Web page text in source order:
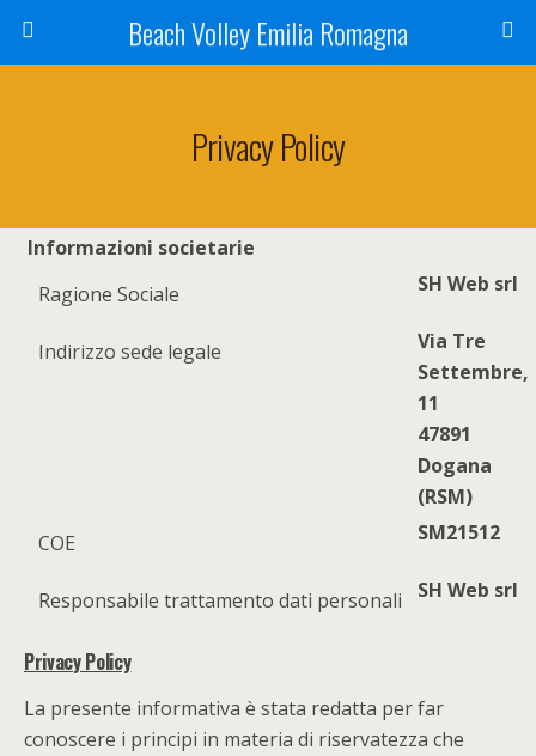
Beach Volley Emilia Romagna
Privacy Policy
Informazioni societarie
Ragione Sociale
SH Web srl
Indirizzo sede legale
Via Tre
Settembre,
11
47891
Dogana
(RSM)
COE
SM21512
Responsabile trattamento dati personali SH Web srl
Privacy Policy
La presente informativa è stata redatta per far
conoscere i principi in materia di riservatezza che